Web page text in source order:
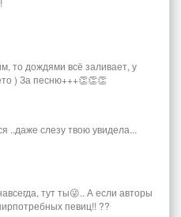
то дождями всё заливает, у
) За песню+++👏👏👏
..даже слезу твою увидела...
тут ты😜.. А если авторы
певиц!! ??